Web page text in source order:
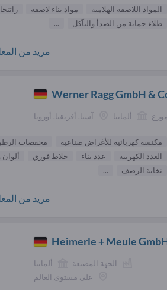
المواد اللاصقة الهلامية
مواد بناء لاصقة
طلاء حماية من الصدأ والتآكل
...
مزيد من
Werner Ragg GmbH &
ألمانيا آسيا, أفريقيا, أوروبا
مكنسة كهربائية للأغراض صناعية مخفضات
العدد الكهربية
عدد بناء خلاط فوري
ثخانة الرصف
...
مزيد من
Heimerle + Meule
الجهة المصنعة
ألمانيا
على مستوى العالم